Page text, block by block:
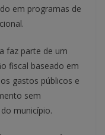
em programas de
faz parte de um
fiscal baseado em
gastos públicos e
sem
município.